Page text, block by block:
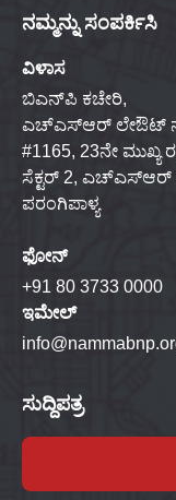
ನಮ್ಮನ್ನು ಸಂಪರ್ಕಿಸಿ
ವಿಳಾಸ
ಬಿಎನ್‌ಪಿ ಕಚೇರಿ,
ಎಚ್‌ಎಸ್‌ಆರ್ ಲೇಔಟ್
#1165, 23ನೇ ಮುಖ್ಯ
ಸೆಕ್ಟರ್ 2, ಎಚ್‌ಎಸ್‌ಆರ್
ಪರಂಗಿಪಾಳ್ಯ
ಫೋನ್
+91 80 3733 0000
ಇಮೇಲ್
ಸುದ್ದಿಪತ್ರ